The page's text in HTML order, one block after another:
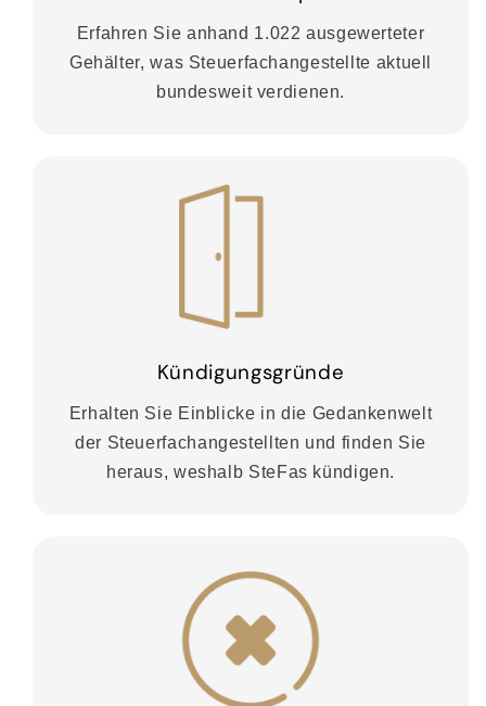
Erfahren Sie anhand 1.022 ausgewerteter
Gehälter, was Steuerfachangestellte aktuell
bundesweit verdienen.
Kündigungsgründe
Erhalten Sie Einblicke in die Gedankenwelt
der Steuerfachangestellten und finden Sie
heraus, weshalb SteFas kündigen.